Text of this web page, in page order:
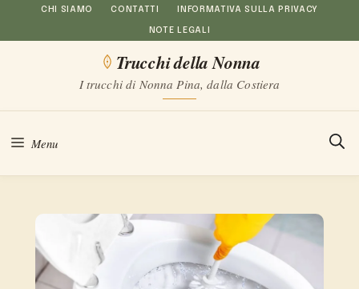
al
CHI SIAMO CONTATTI INFORMATIVA SULLA PRIVACY
NOTE LEGALI
Trucchi della Nonna
I trucchi di Nonna Pina, dalla Costiera
Menu